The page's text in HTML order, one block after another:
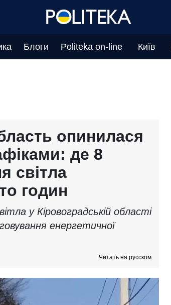
Блоги Politeka on-line Київ
опинилася
де 8
світла
годин
у Кіровоградській області
енергетичної
Читать на русском